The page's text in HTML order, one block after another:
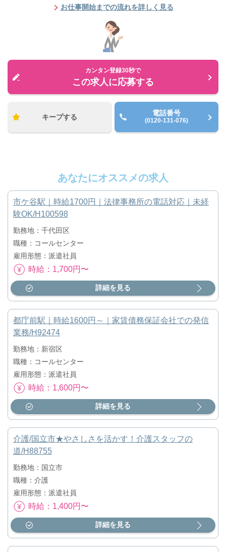
お仕事開始までの流れを詳しく見る
カンタン登録30秒で
この求人に応募する
キープする 電話番号
(0120-131-076)
あなたにオススメの求人
市ケ谷駅｜時給1700円｜法律事務所の電話対応｜未経
験OK/H100598
勤務地：千代田区
職種：コールセンター
雇用形態：派遣社員
時給：1,700円〜
詳細を見る
都庁前駅｜時給1600円～｜家賃債務保証会社での発信
業務/H92474
勤務地：新宿区
職種：コールセンター
雇用形態：派遣社員
時給：1,600円〜
詳細を見る
介護/国立市★やさしさを活かす！介護スタッフの
道/H88755
勤務地：国立市
職種：介護
雇用形態：派遣社員
時給：1,400円〜
詳細を見る